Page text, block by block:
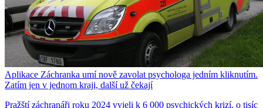
Aplikace Záchranka umí nově zavolat psychologa jedním kliknutím.
Zatím jen v jednom kraji, další už čekají
Pražští záchranáři roku 2024 vyjeli k 6 000 psychických krizí, o tisíc